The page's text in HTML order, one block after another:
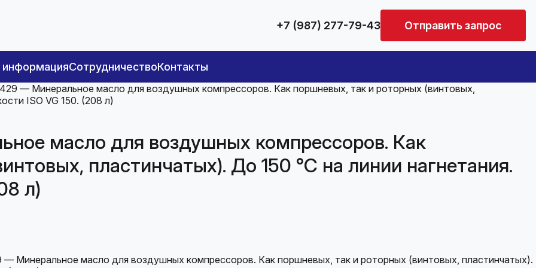
+7 (987) 277-79-43 Отправить запрос
информацияСотрудничествоКонтакты
— Минеральное масло для воздушных компрессоров. Как поршневых, так и роторных (винтовых,
ISO VG 150. (208 л)
масло для воздушных компрессоров. Как
пластинчатых). До 150 °С на линии нагнетания.
л)
— Минеральное масло для воздушных компрессоров. Как поршневых, так и роторных (винтовых, пластинчатых).